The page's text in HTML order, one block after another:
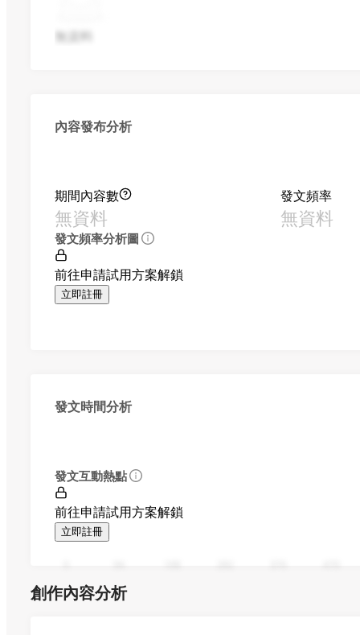
無資料
內容發布分析
期間內容數
無資料
發文頻率
無資料
發文頻率分析圖
前往申請試用方案解鎖
立即註冊
發文時間分析
發文互動熱點
前往申請試用方案解鎖
立即註冊
創作內容分析